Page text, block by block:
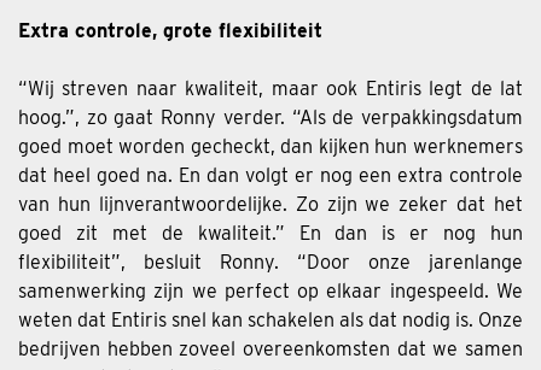
Extra controle, grote flexibiliteit
“Wij streven naar kwaliteit, maar ook Entiris legt de lat
hoog.”, zo gaat Ronny verder. “Als de verpakkingsdatum
goed moet worden gecheckt, dan kijken hun werknemers
dat heel goed na. En dan volgt er nog een extra controle
van hun lijnverantwoordelijke. Zo zijn we zeker dat het
goed zit met de kwaliteit.” En dan is er nog hun
flexibiliteit”, besluit Ronny. “Door onze jarenlange
samenwerking zijn we perfect op elkaar ingespeeld. We
weten dat Entiris snel kan schakelen als dat nodig is. Onze
bedrijven hebben zoveel overeenkomsten dat we samen